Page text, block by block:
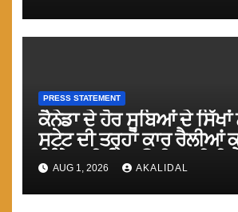
PRESS STATEMENT
ਕੈਨੇਡਾ ਦੇ ਹੋਰ ਸੂਬਿਆਂ ਦੇ ਸਿੱਖਾਂ
ਸਟੇਟ ਦੀ ਤਰ੍ਹਾਂ ਕਾਰ ਰੈਲੀਆਂ
ਜਿ਼ੰਮੇਵਾਰੀ ਨਿਭਾਉਣੀ ਚਾਹੀਦੀ
AUG 1, 2026 AKALIDAL